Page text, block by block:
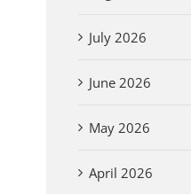
July 2026
June 2026
May 2026
April 2026